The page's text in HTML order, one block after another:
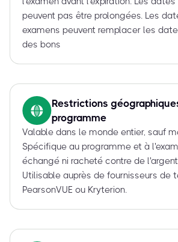
peuvent pas être prolongées. Les
examens peuvent remplacer les
des bons
Restrictions
programme
Valable dans le monde entier, sauf
Spécifique au programme et à
échangé ni racheté contre de
Utilisable auprès de fournisseurs de
PearsonVUE ou Kryterion.